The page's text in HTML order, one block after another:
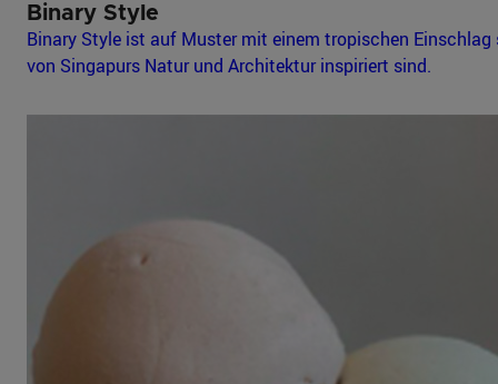
Binary Style
Binary Style ist auf Muster mit einem tropischen Einschlag
von Singapurs Natur und Architektur inspiriert sind.